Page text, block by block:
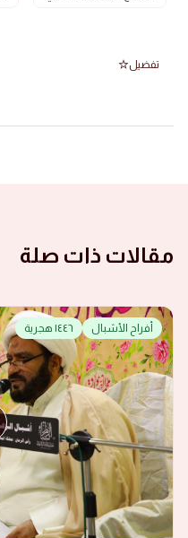
تفضيل
مقالات ذات صلة
أفراح الأشبال ١٤٤٦ هجرية